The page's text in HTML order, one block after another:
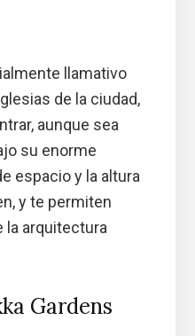
llamativo
de la ciudad,
aunque sea
su enorme
espacio y la altura
y te permiten
la arquitectura
Gardens